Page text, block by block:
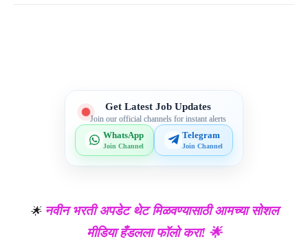
Get Latest Job Updates
Join our official channels for instant alerts
WhatsApp
Join Channel
Telegram
Join Channel
🌟नवीन भरती अपडेट थेट मिळवण्यासाठी आमच्या सोशल
मीडिया हँडलला फॉलो करा! 🌟